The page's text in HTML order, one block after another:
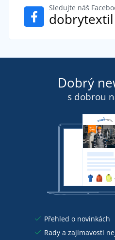
Sledujte náš
dobrytextil
Dobrý
s dobrou
Přehled o novinkách
Rady a zajímavosti